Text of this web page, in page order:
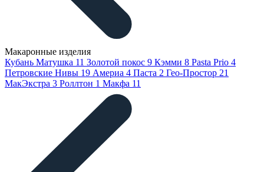
Макаронные изделия
Кубань Матушка 11 Золотой покос 9 Кэмми 8 Pasta Prio 4
Петровские Нивы 19 Америа 4 Паста 2 Гео-Простор 21
МакЭкстра 3 Роллтон 1 Макфа 11